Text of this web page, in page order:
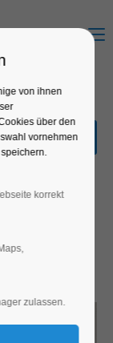
Menu
von ihnen
über den
vornehmen
korrekt
zulassen.